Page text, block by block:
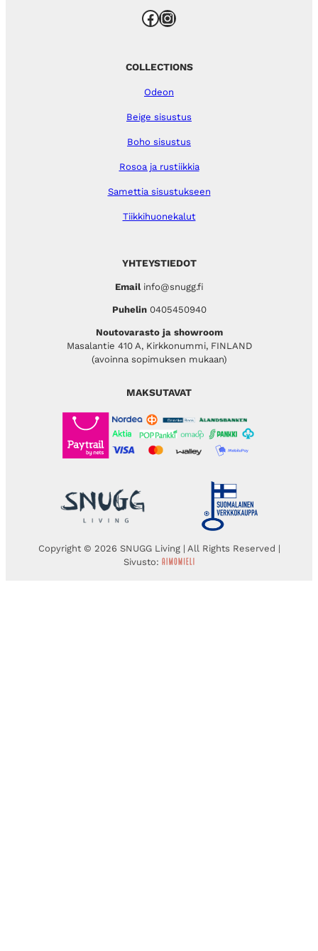
Facebook Instagram
YHTEYSTIEDOT
Emailinfo@snugg.fi
Puhelin 0405450940
Noutovarasto ja showroom
Masalantie 410 A, Kirkkonummi, FINLAND
(avoinna sopimuksen mukaan)
COLLECTIONS
Odeon
Beige sisustus
Boho sisustus
Rosoa ja rustiikkia
Samettia sisustukseen
Tiikkihuonekalut
MAKSUTAVAT
Copyright © 2026 SNUGG Living | All Rights Reserved |
Sivusto: